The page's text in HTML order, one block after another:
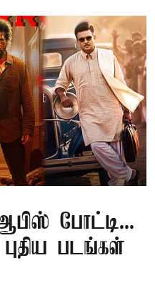
போட்டி...
படங்கள்